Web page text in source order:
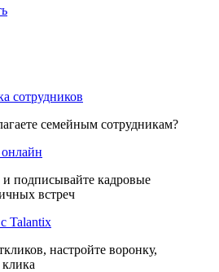
сотрудников
семейным сотрудникам?
и подписывайте кадровые
встреч
Talantix
настройте воронку,